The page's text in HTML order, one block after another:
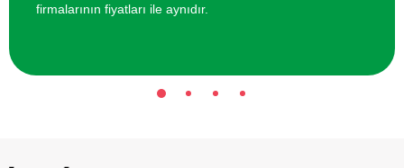
firmalarının fiyatları ile aynıdır.